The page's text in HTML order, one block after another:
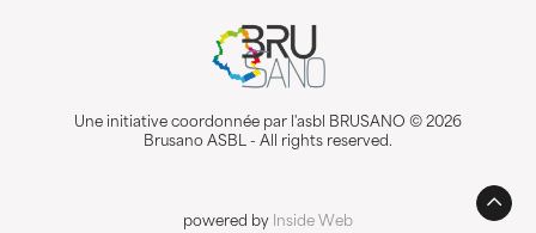
Une initiative coordonnée par l'asbl BRUSANO © 2026
Brusano ASBL - All rights reserved.
powered by Inside Web